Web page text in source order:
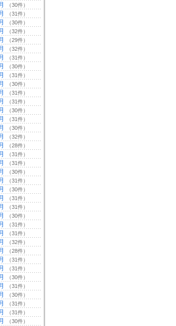
（30件）
（31件）
（30件）
（32件）
（29件）
（32件）
（31件）
（30件）
（31件）
（30件）
（31件）
（31件）
（30件）
（31件）
（30件）
（32件）
（28件）
（31件）
（31件）
（30件）
（31件）
（30件）
（31件）
（31件）
（30件）
（31件）
（31件）
（32件）
（28件）
（31件）
（31件）
（30件）
（31件）
（30件）
（31件）
（31件）
（30件）